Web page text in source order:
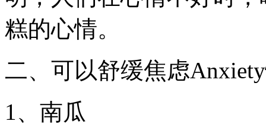
糕的心情。
二、可以舒缓焦虑
1、南瓜